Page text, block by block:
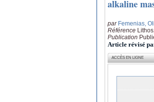
alkaline
par Femenias,
Référence
Publication
Article révisé
ACCÈS EN LIGNE